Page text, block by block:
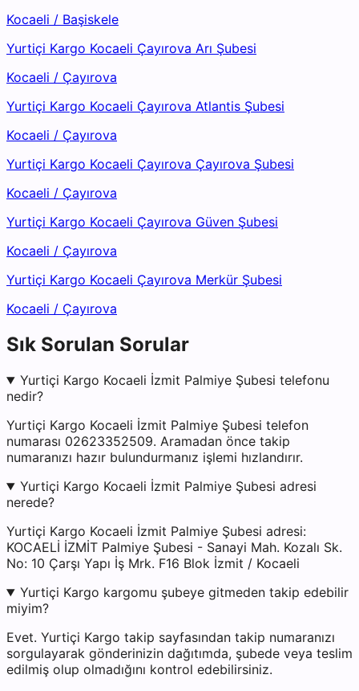
Kocaeli / Başiskele
Yurtiçi Kargo Kocaeli Çayırova Arı Şubesi
Kocaeli / Çayırova
Yurtiçi Kargo Kocaeli Çayırova Atlantis Şubesi
Kocaeli / Çayırova
Yurtiçi Kargo Kocaeli Çayırova Çayırova Şubesi
Kocaeli / Çayırova
Yurtiçi Kargo Kocaeli Çayırova Güven Şubesi
Kocaeli / Çayırova
Yurtiçi Kargo Kocaeli Çayırova Merkür Şubesi
Kocaeli / Çayırova
Sık Sorulan Sorular
Yurtiçi Kargo Kocaeli İzmit Palmiye Şubesi telefonu
nedir?
Yurtiçi Kargo Kocaeli İzmit Palmiye Şubesi telefon
numarası 02623352509. Aramadan önce takip
numaranızı hazır bulundurmanız işlemi hızlandırır.
Yurtiçi Kargo Kocaeli İzmit Palmiye Şubesi adresi
nerede?
Yurtiçi Kargo Kocaeli İzmit Palmiye Şubesi adresi:
KOCAELİ İZMİT Palmiye Şubesi - Sanayi Mah. Kozalı Sk.
No: 10 Çarşı Yapı İş Mrk. F16 Blok İzmit / Kocaeli
Yurtiçi Kargo kargomu şubeye gitmeden takip edebilir
miyim?
Evet. Yurtiçi Kargo takip sayfasından takip numaranızı
sorgulayarak gönderinizin dağıtımda, şubede veya teslim
edilmiş olup olmadığını kontrol edebilirsiniz.